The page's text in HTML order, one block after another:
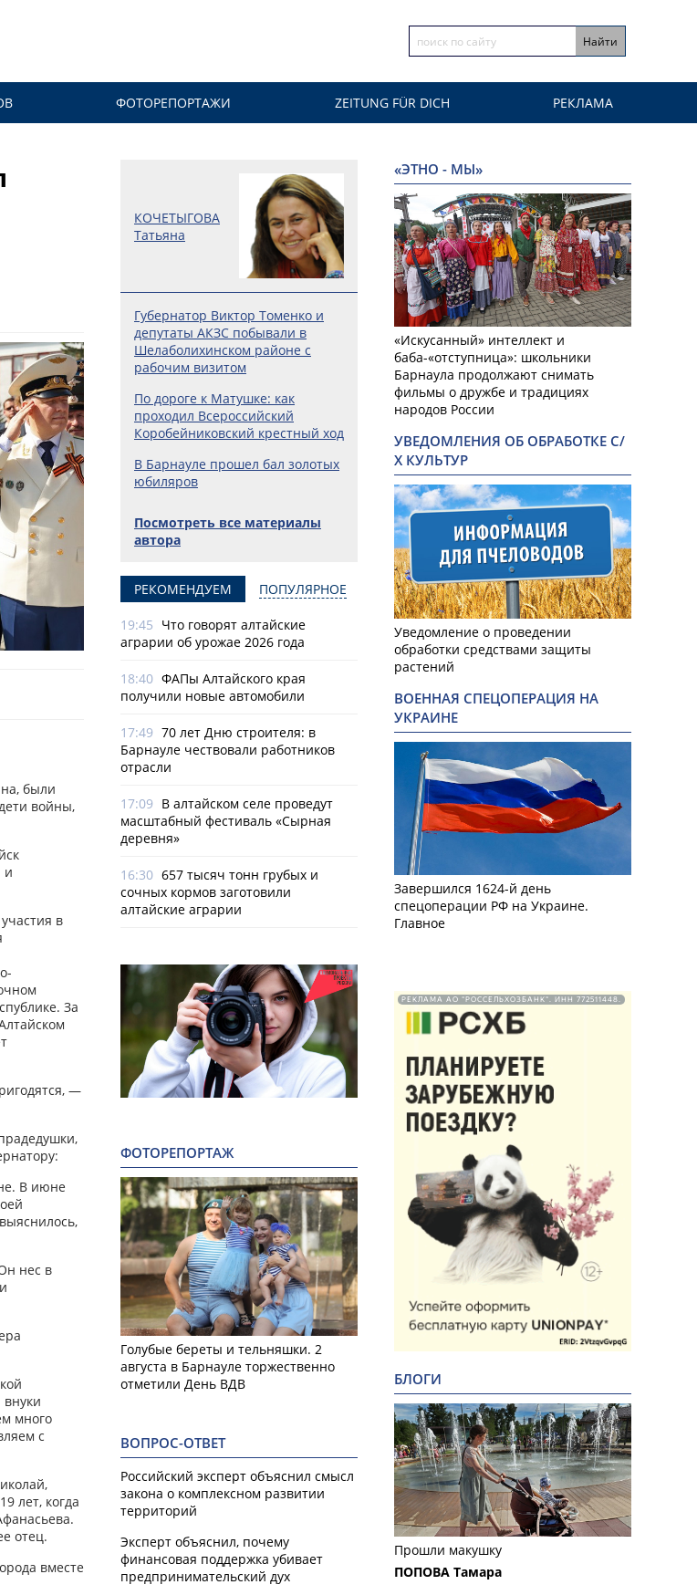
ФОТОРЕПОРТАЖИ ZEITUNG FÜR DICH РЕКЛАМА
были
войны,
и
в
За
—
В июне
нес в
много
с
лет, когда
отец.
вместе
КОЧЕТЫГОВА
Татьяна
Губернатор Виктор Томенко и
депутаты АКЗС побывали в
Шелаболихинском районе с
рабочим визитом
По дороге к Матушке: как
проходил Всероссийский
Коробейниковский крестный ход
В Барнауле прошел бал золотых
юбиляров
Посмотреть все материалы
автора
РЕКОМЕНДУЕМ ПОПУЛЯРНОЕ
19:45 Что говорят алтайские
аграрии об урожае 2026 года
18:40 ФАПы Алтайского края
получили новые автомобили
17:49 70 лет Дню строителя: в
Барнауле чествовали работников
отрасли
17:09 В алтайском селе проведут
масштабный фестиваль «Сырная
деревня»
16:30 657 тысяч тонн грубых и
сочных кормов заготовили
алтайские аграрии
ФОТОРЕПОРТАЖ
Голубые береты и тельняшки. 2
августа в Барнауле торжественно
отметили День ВДВ
ВОПРОС-ОТВЕТ
Российский эксперт объяснил смысл
закона о комплексном развитии
территорий
Эксперт объяснил, почему
финансовая поддержка убивает
предпринимательский дух
«ЭТНО - МЫ»
«Искусанный» интеллект и
баба-«отступница»: школьники
Барнаула продолжают снимать
фильмы о дружбе и традициях
народов России
УВЕДОМЛЕНИЯ ОБ ОБРАБОТКЕ С/
Х КУЛЬТУР
Уведомление о проведении
обработки средствами защиты
растений
ВОЕННАЯ СПЕЦОПЕРАЦИЯ НА
УКРАИНЕ
Завершился 1624-й день
спецоперации РФ на Украине.
Главное
РЕКЛАМА АО "РОССЕЛЬХОЗБАНК". ИНН 772511448.
БЛОГИ
Прошли макушку
ПОПОВА Тамара